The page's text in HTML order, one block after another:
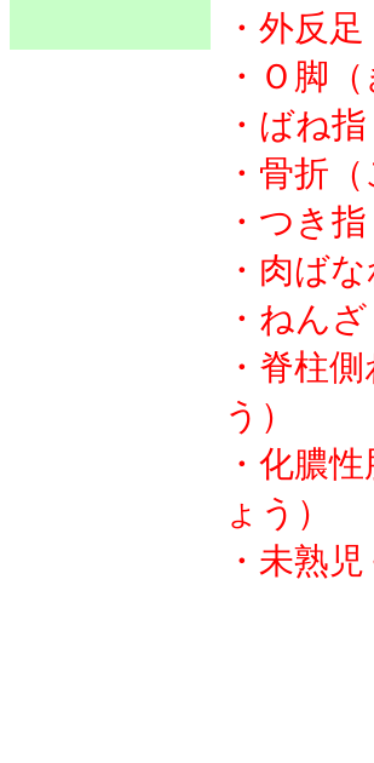
・外反
・Ｏ脚
・ばね
・骨折
・つき指
・肉ば
・ねんざ
・脊柱
う）
・化膿
ょう）
・未熟